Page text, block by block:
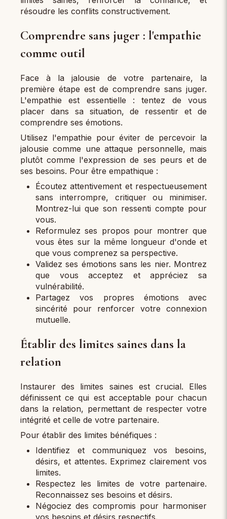
résoudre les conflits constructivement.
Comprendre sans juger : l'empathie
comme outil
Face à la jalousie de votre partenaire, la
première étape est de comprendre sans juger.
L'empathie est essentielle : tentez de vous
placer dans sa situation, de ressentir et de
comprendre ses émotions.
Utilisez l'empathie pour éviter de percevoir la
jalousie comme une attaque personnelle, mais
plutôt comme l'expression de ses peurs et de
ses besoins. Pour être empathique :
Écoutez attentivement et respectueusement
sans interrompre, critiquer ou minimiser.
Montrez-lui que son ressenti compte pour
vous.
Reformulez ses propos pour montrer que
vous êtes sur la même longueur d'onde et
que vous comprenez sa perspective.
Validez ses émotions sans les nier. Montrez
que vous acceptez et appréciez sa
vulnérabilité.
Partagez vos propres émotions avec
sincérité pour renforcer votre connexion
mutuelle.
Établir des limites saines dans la
relation
Instaurer des limites saines est crucial. Elles
définissent ce qui est acceptable pour chacun
dans la relation, permettant de respecter votre
intégrité et celle de votre partenaire.
Pour établir des limites bénéfiques :
Identifiez et communiquez vos besoins,
désirs, et attentes. Exprimez clairement vos
limites.
Respectez les limites de votre partenaire.
Reconnaissez ses besoins et désirs.
Négociez des compromis pour harmoniser